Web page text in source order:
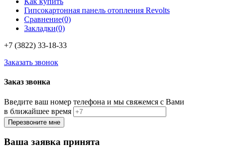
Гипсокартонная панель отопления Revolts
Сравнение(0)
Закладки(0)
+7 (3822) 33-18-33
Заказать звонок
Заказ звонка
Введите ваш номер телефона и мы свяжемся с Вами
в ближайшее время
Ваша заявка принята